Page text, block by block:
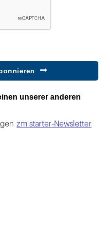
unserer anderen
zm starter-Newsletter